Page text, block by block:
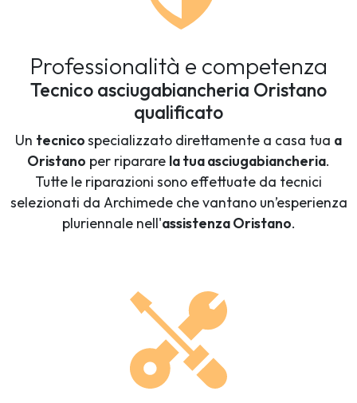
Professionalità e competenza
Tecnico asciugabiancheria Oristano
qualificato
Un tecnicospecializzato direttamente a casa tua a
Oristano per riparare la tua asciugabiancheria.
Tutte le riparazioni sono effettuate da tecnici
selezionati da Archimede che vantano un’esperienza
pluriennale nell'assistenza Oristano.